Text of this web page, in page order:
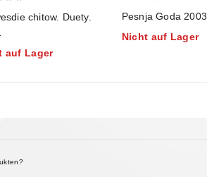
chitow. Duety.
auf Lager
of
Pesnja Goda 2003
Nicht auf Lager